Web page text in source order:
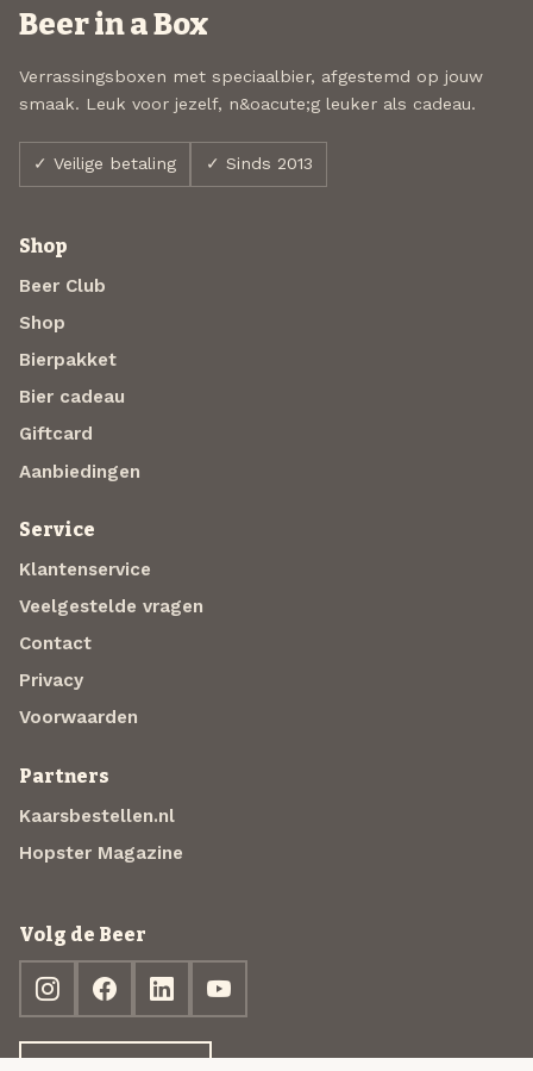
Beer in a Box
Verrassingsboxen met speciaalbier, afgestemd op jouw
smaak. Leuk voor jezelf, n&oacute;g leuker als cadeau.
✓ Veilige betaling ✓ Sinds 2013
Shop
Beer Club
Shop
Bierpakket
Bier cadeau
Giftcard
Aanbiedingen
Service
Klantenservice
Veelgestelde vragen
Contact
Privacy
Voorwaarden
Partners
Kaarsbestellen.nl
Hopster Magazine
Volg de Beer